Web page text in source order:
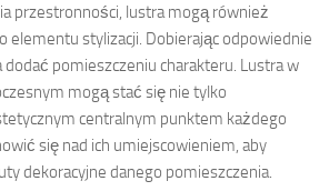
przestronności, lustra mogą również
elementu stylizacji. Dobierając odpowiednie
dodać pomieszczeniu charakteru. Lustra w
mogą stać się nie tylko
centralnym punktem każdego
się nad ich umiejscowieniem, aby
dekoracyjne danego pomieszczenia.